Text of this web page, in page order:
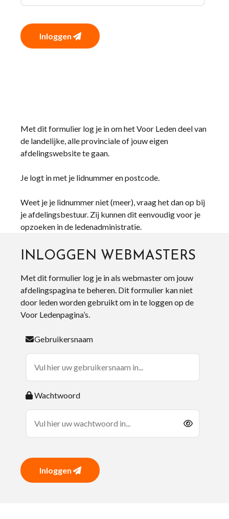
Inloggen
Met dit formulier log je in om het Voor Leden deel van
de landelijke, alle provinciale of jouw eigen
afdelingswebsite te gaan.
Je logt in met je lidnummer en postcode.
Weet je je lidnummer niet (meer), vraag het dan op bij
je afdelingsbestuur. Zij kunnen dit eenvoudig voor je
opzoeken in de ledenadministratie.
INLOGGEN WEBMASTERS
Met dit formulier log je in als webmaster om jouw
afdelingspagina te beheren. Dit formulier kan niet
door leden worden gebruikt om in te loggen op de
Voor Ledenpagina’s.
Gebruikersnaam
Wachtwoord
Inloggen